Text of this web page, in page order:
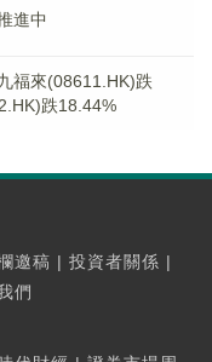
進中
福來(08611.HK)跌
跌18.44%
邀稿 | 投資者關係 |
們